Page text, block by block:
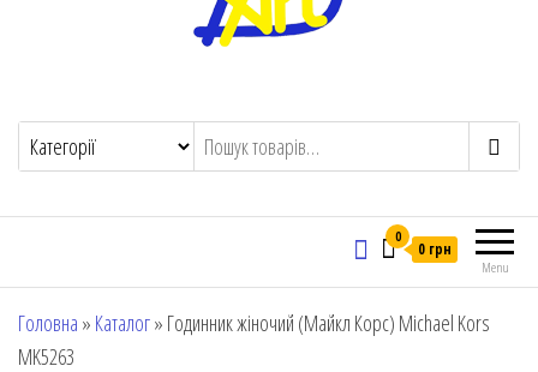
Menu
0
0 грн
Головна » Каталог» Годинник жіночий (Майкл Корс) Michael Kors
MK5263